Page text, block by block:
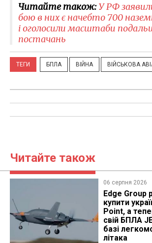
Читайте також:У РФ
бою в них є начебто 700
і оголосили масштаби
постачань
ТЕГИ БПЛА ВІЙНА ВІЙСЬКОВА
Читайте також
06 серпня 2026
Edge Group
купити
Point, а
свій БПЛА
базі
літака